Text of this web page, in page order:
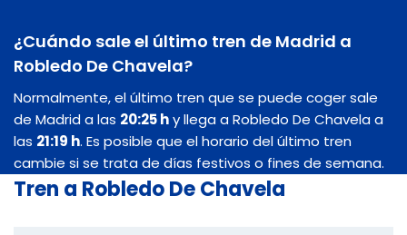
¿Cuándo sale el último tren de Madrid a
Robledo De Chavela?
Normalmente, el último tren que se puede coger sale
de Madrid a las 20:25 hy llega a Robledo De Chavela a
las 21:19 h. Es posible que el horario del último tren
cambie si se trata de días festivos o fines de semana.
Tren a Robledo De Chavela